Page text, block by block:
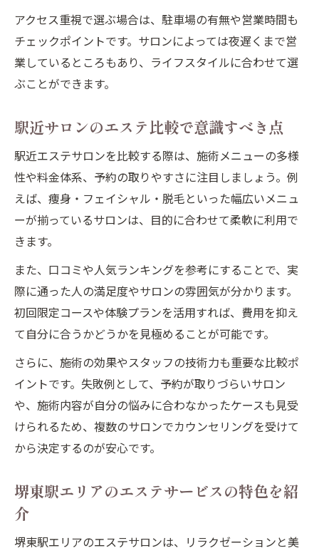
アクセス重視で選ぶ場合は、駐車場の有無や営業時間も
チェックポイントです。サロンによっては夜遅くまで営
業しているところもあり、ライフスタイルに合わせて選
ぶことができます。
駅近サロンのエステ比較で意識すべき点
駅近エステサロンを比較する際は、施術メニューの多様
性や料金体系、予約の取りやすさに注目しましょう。例
えば、痩身・フェイシャル・脱毛といった幅広いメニュ
ーが揃っているサロンは、目的に合わせて柔軟に利用で
きます。
また、口コミや人気ランキングを参考にすることで、実
際に通った人の満足度やサロンの雰囲気が分かります。
初回限定コースや体験プランを活用すれば、費用を抑え
て自分に合うかどうかを見極めることが可能です。
さらに、施術の効果やスタッフの技術力も重要な比較ポ
イントです。失敗例として、予約が取りづらいサロン
や、施術内容が自分の悩みに合わなかったケースも見受
けられるため、複数のサロンでカウンセリングを受けて
から決定するのが安心です。
堺東駅エリアのエステサービスの特色を紹
介
堺東駅エリアのエステサロンは、リラクゼーションと美